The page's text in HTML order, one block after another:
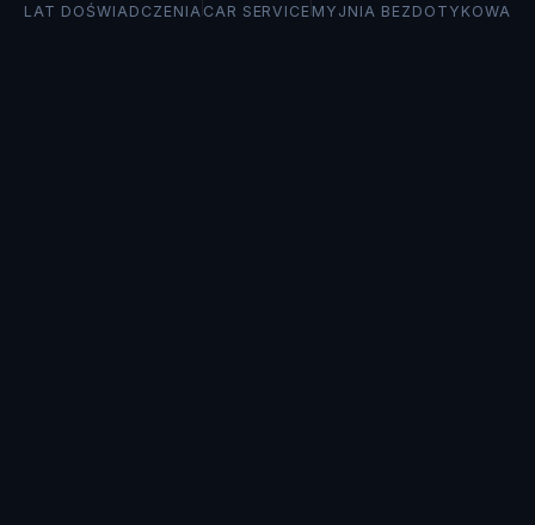
LAT DOŚWIADCZENIA CAR SERVICE MYJNIA BEZDOTYKOWA